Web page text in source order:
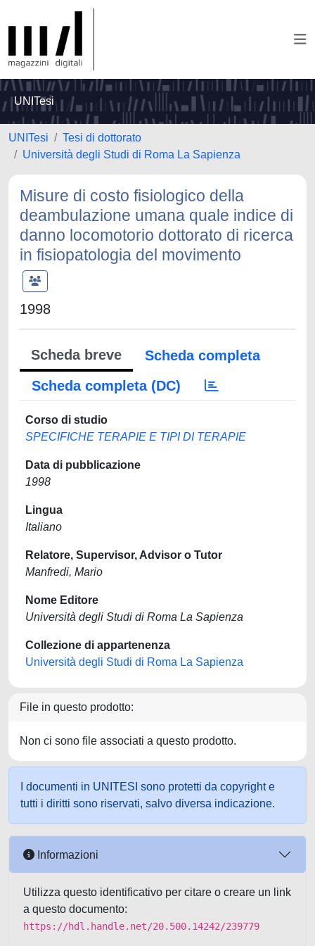
UNITesi
UNITesi
Tesi di dottorato
Università degli Studi di Roma La Sapienza
Misure di costo fisiologico della
deambulazione umana quale indice di
danno locomotorio dottorato di ricerca
in fisiopatologia del movimento
1998
Scheda breve
Scheda completa
Scheda completa (DC)
Corso di studio
SPECIFICHE TERAPIE E TIPI DI TERAPIE
Data di pubblicazione
1998
Lingua
Italiano
Relatore, Supervisor, Advisor o Tutor
Manfredi, Mario
Nome Editore
Università degli Studi di Roma La Sapienza
Collezione di appartenenza
Università degli Studi di Roma La Sapienza
File in questo prodotto:
Non ci sono file associati a questo prodotto.
I documenti in UNITESI sono protetti da copyright e
tutti i diritti sono riservati, salvo diversa indicazione.
Informazioni
Utilizza questo identificativo per citare o creare un link
a questo documento:
https://hdl.handle.net/20.500.14242/239779